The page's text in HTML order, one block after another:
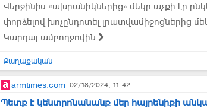
Վերջինիս «ախրանիկներից» մեկը աչքի էր
փորձելով խոչընդոտել լրատվամիջոցներից
Կարդալ ամբողջովին
Քաղաքական
armtimes.com 02/18/2024, 11:42
Պետք է կենտրոնանանք մեր հայրենիքի